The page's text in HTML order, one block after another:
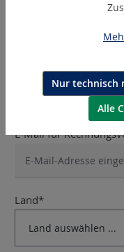
E-Mail für
Land*
Nur technisch
Alle